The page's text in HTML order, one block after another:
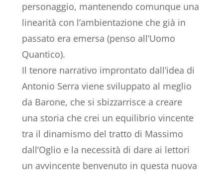
personaggio, mantenendo comunque una
linearità con l’ambientazione che già in
passato era emersa (penso all’Uomo
Quantico).
Il tenore narrativo improntato dall’idea di
Antonio Serra viene sviluppato al meglio
da Barone, che si sbizzarrisce a creare
una storia che crei un equilibrio vincente
tra il dinamismo del tratto di Massimo
dall’Oglio e la necessità di dare ai lettori
un avvincente benvenuto in questa nuova